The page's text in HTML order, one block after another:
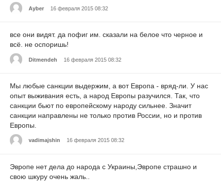
Ayber 16 февраля 2015 08:32
все они видят. да пофиг им. сказали на белое что черное и
всё. не оспоришь!
Ditmendeh 16 февраля 2015 08:32
Мы любые санкции выдержим, а вот Европа - вряд-ли. У нас
опыт выживания есть, а народ Европы разучился. Так, что
санкции бьют по европейскому народу сильнее. Значит
санкции направлены не только против России, но и против
Европы.
vadimajshin 16 февраля 2015 08:32
Эвропе нет дела до народа с Украины,Эвропе страшно и
свою шкуру очень жаль..